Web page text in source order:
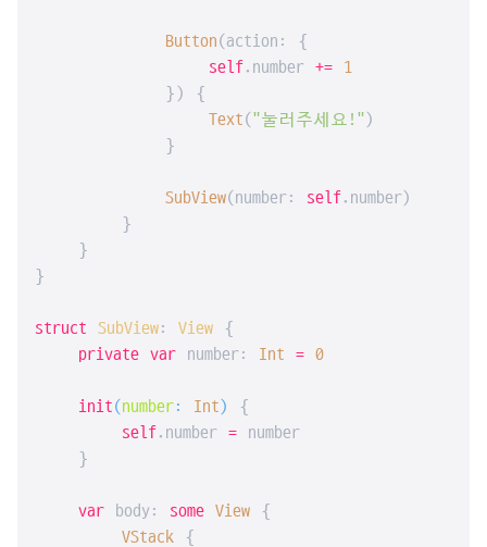
Button(action: {
self.number +=
1
            }) {
Text("눌러주세요!")
            }
SubView(number: self.number)
        }
    }
}
struct SubView: View
{
private var number: Int = 0
init(number: Int)
{
self.number = number
    }
var body: some View {
VStack {